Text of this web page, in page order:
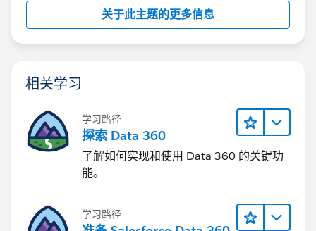
关于此主题的更多信息
相关学习
学习路径
探索 Data 360
了解如何实现和使用 Data 360 的关键功
能。
学习路径